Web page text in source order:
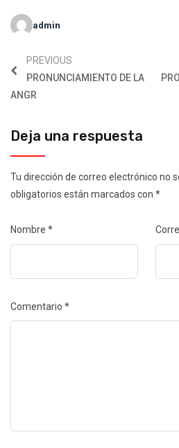
admin
PREVIOUS
PRONUNCIAMIENTO DE LA
ANGR
Deja una respuesta
Tu dirección de correo electrónico no
obligatorios están marcados con *
Nombre *
Comentario *